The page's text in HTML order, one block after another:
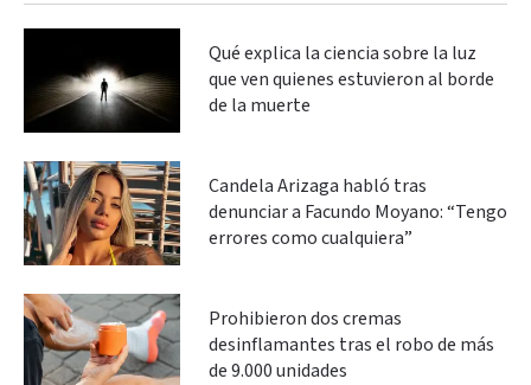
Qué explica la ciencia sobre la luz
que ven quienes estuvieron al borde
de la muerte
Candela Arizaga habló tras
denunciar a Facundo Moyano: “Tengo
errores como cualquiera”
Prohibieron dos cremas
desinflamantes tras el robo de más
de 9.000 unidades